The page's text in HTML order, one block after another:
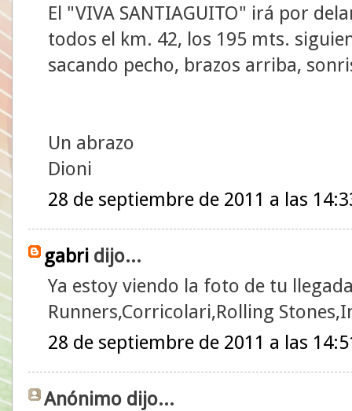
El "VIVA SANTIAGUITO" irá por
todos el km. 42, los 195 mts.
sacando pecho, brazos arriba,
Un abrazo
Dioni
28 de septiembre de 2011 a las
gabri dijo...
Ya estoy viendo la foto de tu
Runners,Corricolari,Rolling
28 de septiembre de 2011 a las
Anónimo dijo...